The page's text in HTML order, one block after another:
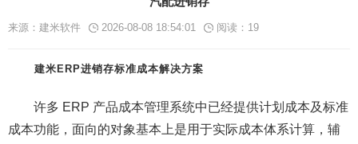
来源：建米软件 2026-08-08 18:54:01 阅读： 19
建米ERP进销存标准成本解决方案
许多 ERP 产品成本管理系统中已经提供计划成本及标准
成本功能，面向的对象基本上是用于实际成本体系计算，辅